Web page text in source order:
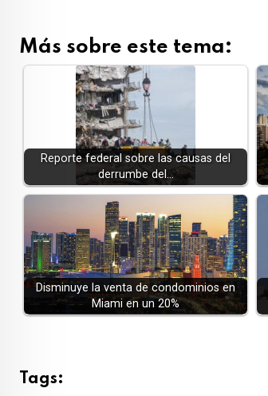
Más sobre este tema:
Reporte federal sobre las causas del
derrumbe del…
Disminuye la venta de condominios en
Miami en un 20%
Tags: